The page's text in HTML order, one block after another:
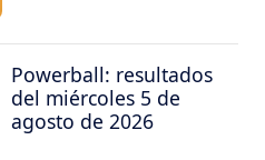
Powerball: resultados
del miércoles 5 de
agosto de 2026